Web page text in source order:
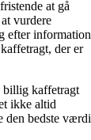
at gå
vurdere
efter information
der er
billig kaffetragt
ikke altid
den bedste værdi